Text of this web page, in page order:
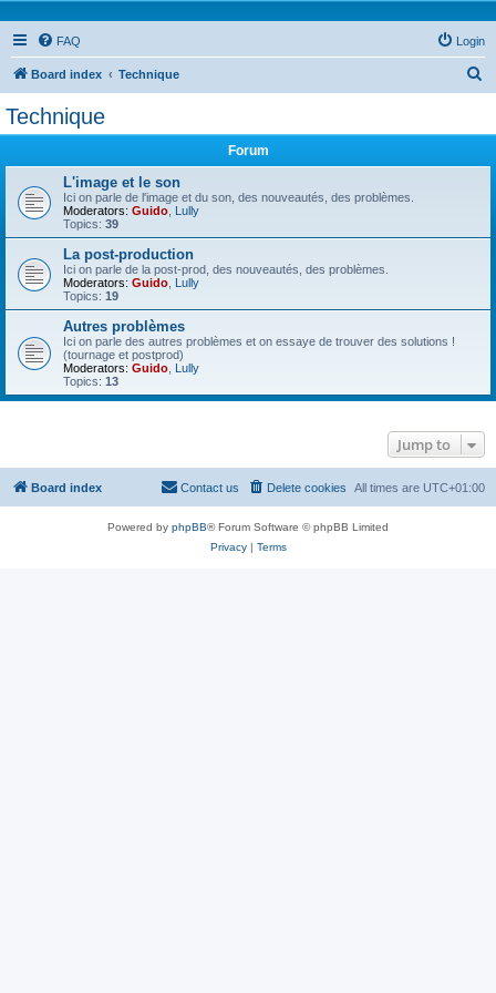
FAQ Login
Board index Technique
Technique
Forum
L'image et le son
Ici on parle de l'image et du son, des nouveautés, des problèmes.
Moderators: Guido Lully
Topics: 39
La post-production
Ici on parle de la post-prod, des nouveautés, des problèmes.
Moderators: Guido Lully
Topics: 19
Autres problèmes
Ici on parle des autres problèmes et on essaye de trouver des solutions !
(tournage et postprod)
Moderators: Guido Lully
Topics: 13
Jump to
Board index All times are UTC+01:00
Delete cookies
Contact us
Powered by phpBB® Forum Software © phpBB Limited
Privacy| Terms